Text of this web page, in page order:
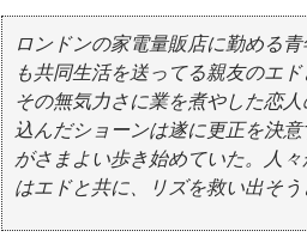
ロンドンの家電量販店に勤める
も共同生活を送ってる親友のエ
その無気力さに業を煮やした恋
込んだショーンは遂に更正を決
がさまよい歩き始めていた。人
はエドと共に、リズを救い出そ